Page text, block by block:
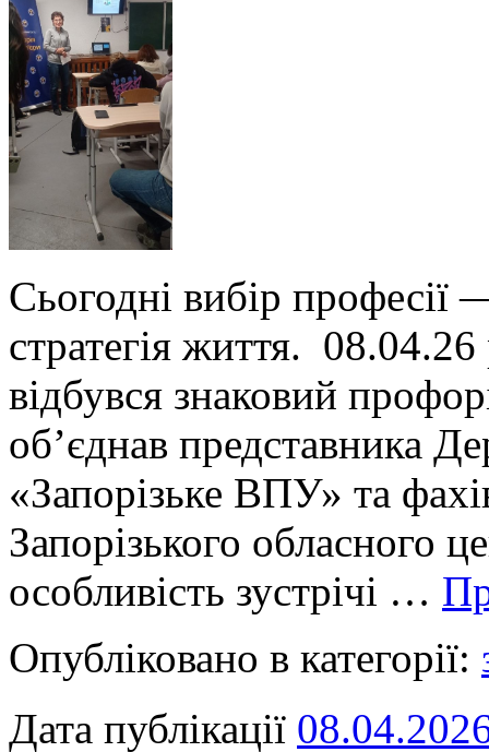
Сьогодні вибір професії
стратегія життя. 08.04.26
відбувся знаковий
об’єднав представника
«Запорізьке ВПУ» та
Запорізького обласного
особливість зустрічі …
Опубліковано в категорії:
Дата публікації